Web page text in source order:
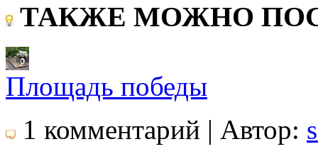
ТАКЖЕ МОЖНО
Площадь победы
1 комментарий | Автор: